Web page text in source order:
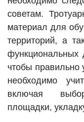
советам.
материал для
территорий, а
чтобы правильно
необходимо
включая
площадки,